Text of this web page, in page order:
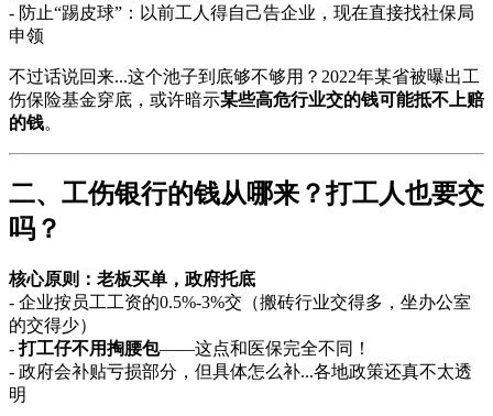
- 防止“踢皮球”：以前工人得自己告企业，现在直接找社保局
申领
不过话说回来...这个池子到底够不够用？2022年某省被曝出工
伤保险基金穿底，或许暗示某些高危行业交的钱可能抵不上赔
的钱。
二、工伤银行的钱从哪来？打工人也要交
吗？
核心原则：老板买单，政府托底
- 企业按员工工资的0.5%-3%交（搬砖行业交得多，坐办公室
的交得少）
-打工仔不用掏腰包——这点和医保完全不同！
- 政府会补贴亏损部分，但具体怎么补...各地政策还真不太透
明